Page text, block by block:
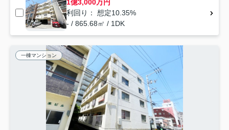
1億3,000万円
利回り： 想定10.35%
- / 865.68㎡ / 1DK
一棟マンション